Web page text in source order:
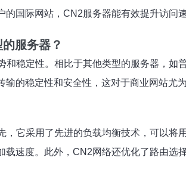
国际网站，CN2服务器能有效提升访问
服务器？
和稳定性。相比于其他类型的服务器，
的稳定性和安全性，这对于商业网站尤为
，它采用了先进的负载均衡技术，可以将
速度。此外，CN2网络还优化了路由选